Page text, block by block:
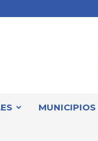
MUNICIPIOS